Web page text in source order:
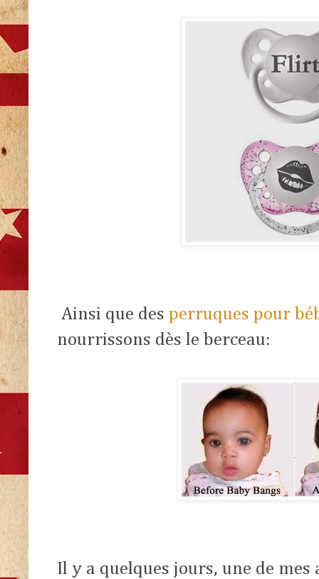
Ainsi que des perruques pour
nourrissons dès le berceau:
Il y a quelques jours, une de